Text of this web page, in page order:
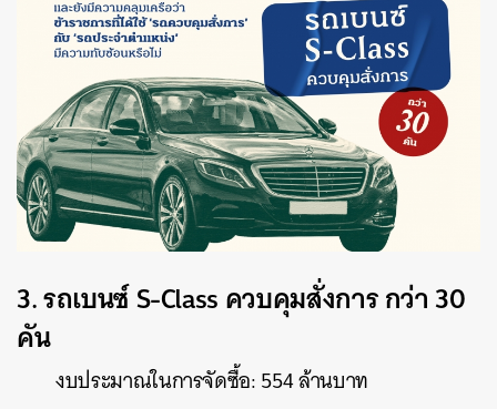
3. รถเบนซ์ S-Class ควบคุมสั่งการ กว่า 30
คัน
งบประมาณในการจัดซื้อ: 554 ล้านบาท